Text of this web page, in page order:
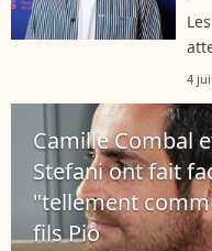
4
Camille Combal
Stefani ont fait
"tellement
fils Pio